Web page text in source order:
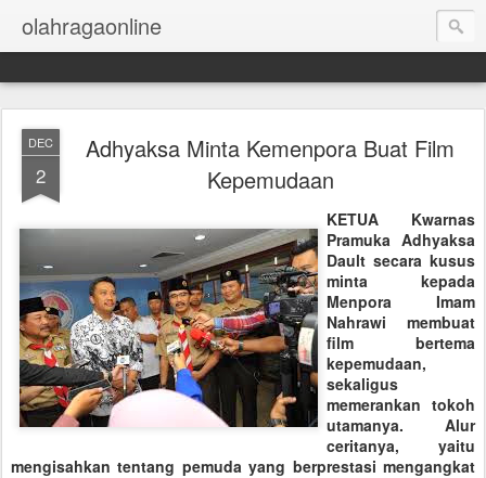
olahragaonline
DEC
2
Adhyaksa Minta Kemenpora Buat Film
Kepemudaan
KETUA Kwarnas
Pramuka Adhyaksa
Dault secara kusus
minta kepada
Menpora Imam
Nahrawi membuat
film bertema
kepemudaan,
sekaligus
memerankan tokoh
utamanya. Alur
ceritanya, yaitu
mengisahkan tentang pemuda yang berprestasi mengangkat